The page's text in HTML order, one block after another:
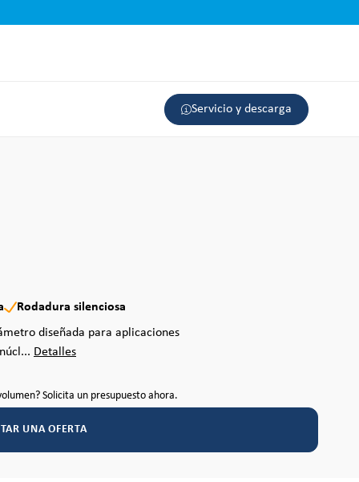
Servicio y descarga
Rodadura silenciosa
diseñada para aplicaciones
Detalles
Solicita un presupuesto ahora.
UNA OFERTA